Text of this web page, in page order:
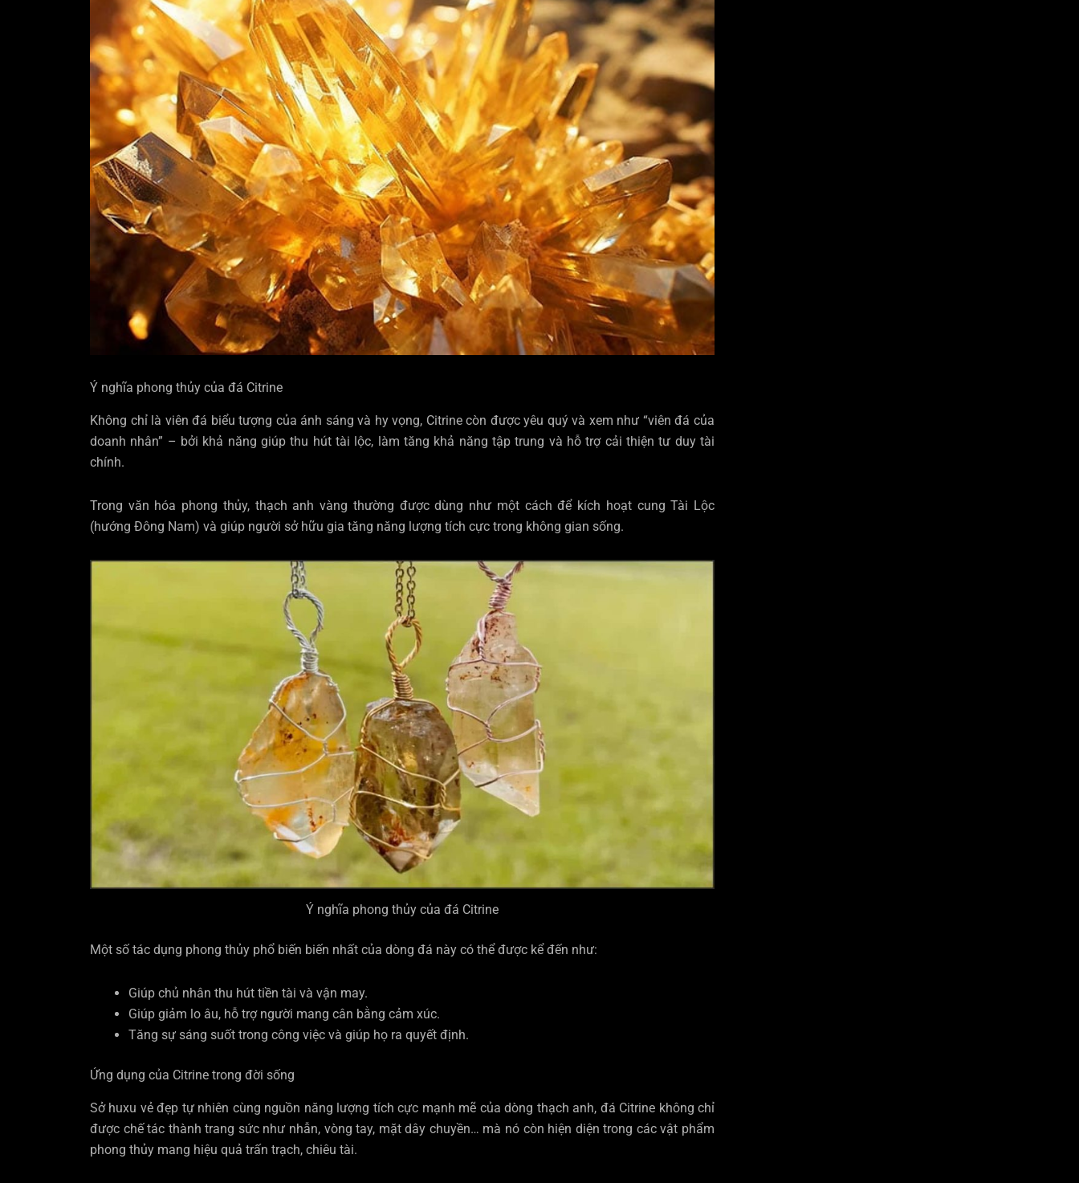
Ý nghĩa phong thủy của đá Citrine
Không chỉ là viên đá biểu tượng của ánh sáng và hy vọng, Citrine còn được yêu quý và xem như “viên đá của
doanh nhân” – bởi khả năng giúp thu hút tài lộc, làm tăng khả năng tập trung và hỗ trợ cải thiện tư duy tài
chính.
Trong văn hóa phong thủy, thạch anh vàng thường được dùng như một cách để kích hoạt cung Tài Lộc
(hướng Đông Nam) và giúp người sở hữu gia tăng năng lượng tích cực trong không gian sống.
Ý nghĩa phong thủy của đá Citrine
Một số tác dụng phong thủy phổ biến biến nhất của dòng đá này có thể được kể đến như:
Giúp chủ nhân thu hút tiền tài và vận may.
Giúp giảm lo âu, hỗ trợ người mang cân bằng cảm xúc.
Tăng sự sáng suốt trong công việc và giúp họ ra quyết định.
Ứng dụng của Citrine trong đời sống
Sở huxu vẻ đẹp tự nhiên cùng nguồn năng lượng tích cực mạnh mẽ của dòng thạch anh, đá Citrine không chỉ
được chế tác thành trang sức như nhẫn, vòng tay, mặt dây chuyền… mà nó còn hiện diện trong các vật phẩm
phong thủy mang hiệu quả trấn trạch, chiêu tài.